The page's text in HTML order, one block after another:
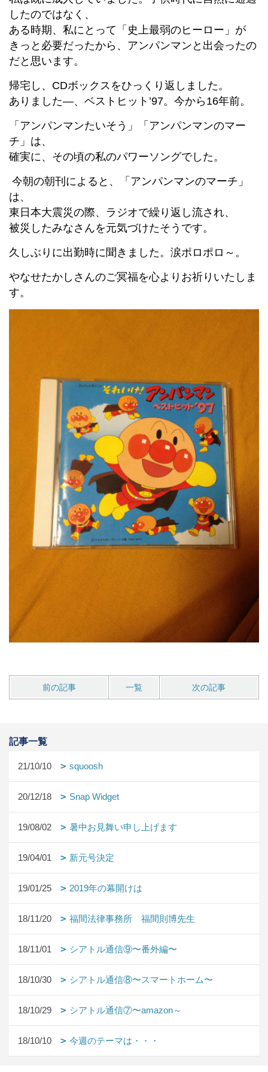
したのではなく、
ある時期、私にとって「史上最弱のヒーロー」が
きっと必要だったから、アンパンマンと出会ったの
だと思います。
帰宅し、CDボックスをひっくり返しました。
ありました―、ベストヒット’97。今から16年前。
「アンパンマンたいそう」「アンパンマンのマー
チ」は、
確実に、その頃の私のパワーソングでした。
今朝の朝刊によると、「アンパンマンのマーチ」
は、
東日本大震災の際、ラジオで繰り返し流され、
被災したみなさんを元気づけたそうです。
久しぶりに出勤時に聞きました。涙ポロポロ～。
やなせたかしさんのご冥福を心よりお祈りいたしま
す。
前の記事 一覧 次の記事
記事一覧
21/10/10 squoosh
20/12/18 Snap Widget
19/08/02 暑中お見舞い申し上げます
19/04/01 新元号決定
19/01/25 2019年の幕開けは
18/11/20 福間法律事務所 福間則博先生
18/11/01 シアトル通信⑨〜番外編〜
18/10/30 シアトル通信⑧〜スマートホーム〜
18/10/29 シアトル通信⑦〜amazon～
18/10/10 今週のテーマは・・・